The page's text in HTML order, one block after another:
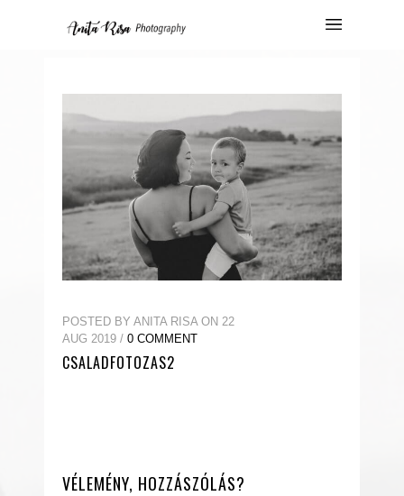
POSTED BY ANITA RISA ON 22
AUG 2019 / 0 COMMENT
CSALADFOTOZAS2
VÉLEMÉNY, HOZZÁSZÓLÁS?